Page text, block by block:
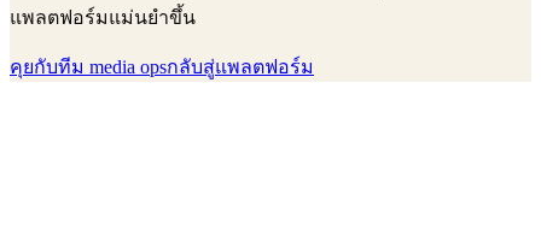
แพลตฟอร์มแม่นยำขึ้น
คุยกับทีม media opsกลับสู่แพลตฟอร์ม